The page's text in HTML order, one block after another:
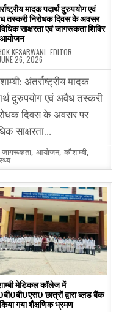
मादक पदार्थ दुरुपयोग एवं
तस्करी निरोधक दिवस के अवसर
साक्षरता एवं जागरूकता शिविर
KESARWANI- EDITOR
JUNE 26, 2026
अंतर्राष्ट्रीय मादक
दुरुपयोग एवं अवैध तस्करी
दिवस के अवसर पर
साक्षरता…
Posted
in
जागरूकता,आयोजन,कौशाम्बी,
मेडिकल कॉलेज में
छात्रों द्वारा ब्लड बैंक
गया शैक्षणिक भ्रमण